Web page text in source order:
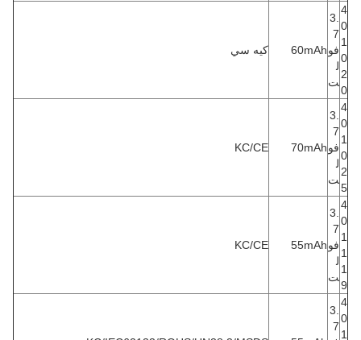
4
0
1
0
2
0
3.
7
فو
ل
ت
60mAh كيه سي
4
0
1
0
2
5
3.
7
فو
ل
ت
70mAh
KC/CE
4
0
1
1
1
9
3.
7
فو
ل
ت
55mAh
KC/CE
4
0
1
3.
7